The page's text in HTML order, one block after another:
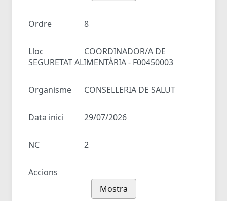
Ordre 8
Lloc
COORDINADOR/A DE
SEGURETAT ALIMENTÀRIA - F00450003
Organisme CONSELLERIA DE SALUT
Data inici 29/07/2026
NC 2
Accions
Mostra